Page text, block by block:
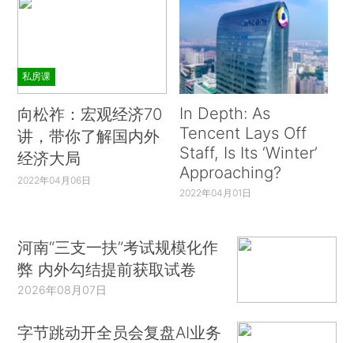
私房课
向松祚：宏观经济70
讲，带你了解国内外
经济大局
2022年04月06日
In Depth: As
Tencent Lays Off
Staff, Is Its ‘Winter’
Approaching?
2022年04月01日
河南“三支一扶”考试规模化作
弊 内外勾结提前获取试卷
2026年08月07日
字节跳动开全员会复盘AI业务